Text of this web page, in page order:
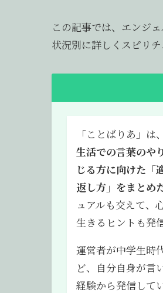
この記事では、エンジ
状況別に詳しくスピリ
「ことばりあ」は、
生活での言葉のや
じる方に向けた「
返し方」をまとめ
ュアルも交えて、
生きるヒントも発信
運営者が中学生時
ど、自分自身が言
経験から発信して